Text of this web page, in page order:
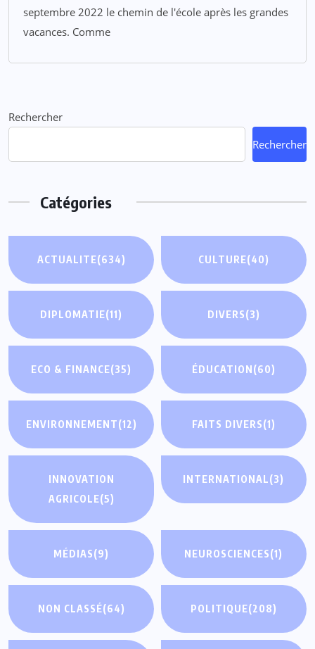
septembre 2022 le chemin de l'école après les grandes
vacances. Comme
Rechercher
Rechercher
Catégories
ACTUALITE(634) CULTURE(40)
DIPLOMATIE(11) DIVERS(3)
ECO & FINANCE(35) ÉDUCATION(60)
ENVIRONNEMENT(12) FAITS DIVERS(1)
INNOVATION
AGRICOLE(5)
INTERNATIONAL(3)
MÉDIAS(9) NEUROSCIENCES(1)
NON CLASSÉ(64) POLITIQUE(208)